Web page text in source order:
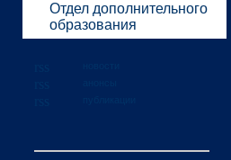
Отдел дополнительного
образования